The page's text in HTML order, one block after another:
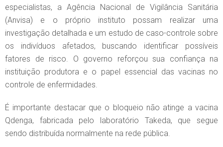
especialistas, a Agência Nacional de Vigilância Sanitária
(Anvisa) e o próprio instituto possam realizar uma
investigação detalhada e um estudo de caso-controle sobre
os indivíduos afetados, buscando identificar possíveis
fatores de risco. O governo reforçou sua confiança na
instituição produtora e o papel essencial das vacinas no
controle de enfermidades.
É importante destacar que o bloqueio não atinge a vacina
Qdenga, fabricada pelo laboratório Takeda, que segue
sendo distribuída normalmente na rede pública.